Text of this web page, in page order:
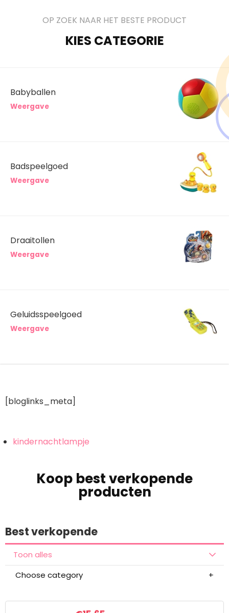
OP ZOEK NAAR HET BESTE PRODUCT
KIES CATEGORIE
Babyballen
Weergave
Badspeelgoed
Weergave
Draaitollen
Weergave
Geluidsspeelgoed
Weergave
[bloglinks_meta]
kindernachtlampje
Koop best verkopende
producten
Best verkopende
Toon alles
Choose category